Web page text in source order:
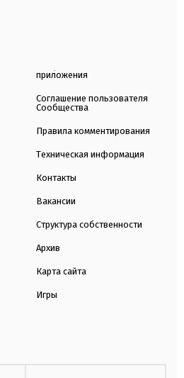
приложения
Соглашение пользователя
Сообщества
Правила комментирования
Техническая информация
Контакты
Вакансии
Структура собственности
Архив
Карта сайта
Игры